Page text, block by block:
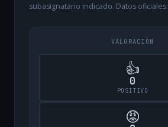
subasignatario indicado. Datos oficiales:
VALORACIÓN
👍
0
POSITIVO
😡